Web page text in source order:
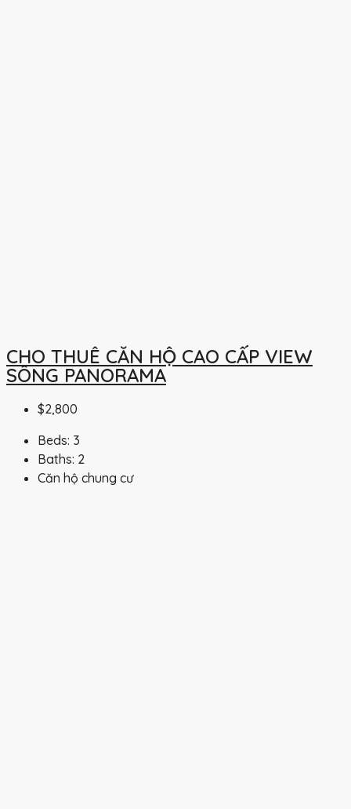
CHO THUÊ CĂN HỘ CAO CẤP VIEW
SÔNG PANORAMA
$2,800
Beds: 3
Baths: 2
Căn hộ chung cư